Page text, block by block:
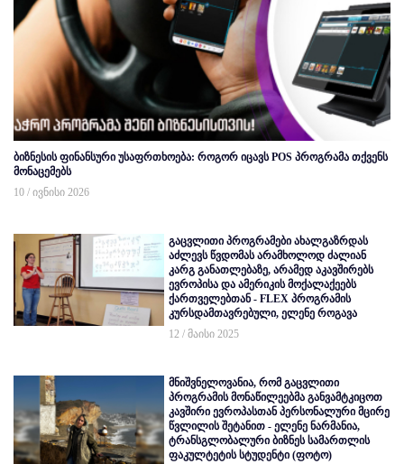
ბიზნესის ფინანსური უსაფრთხოება: როგორ იცავს POS პროგრამა თქვენს
მონაცემებს
10 / ივნისი 2026
გაცვლითი პროგრამები ახალგაზრდას
აძლევს წვდომას არამხოლოდ ძალიან
კარგ განათლებაზე, არამედ აკავშირებს
ევროპისა და ამერიკის მოქალაქეებს
ქართველებთან - FLEX პროგრამის
კურსდამთავრებული, ელენე როგავა
12 / მაისი 2025
მნიშვნელოვანია, რომ გაცვლითი
პროგრამის მონაწილეებმა განვამტკიცოთ
კავშირი ევროპასთან პერსონალური მცირე
წვლილის შეტანით - ელენე ნარმანია,
ტრანსგლობალური ბიზნეს სამართლის
ფაკულტეტის სტუდენტი (ფოტო)